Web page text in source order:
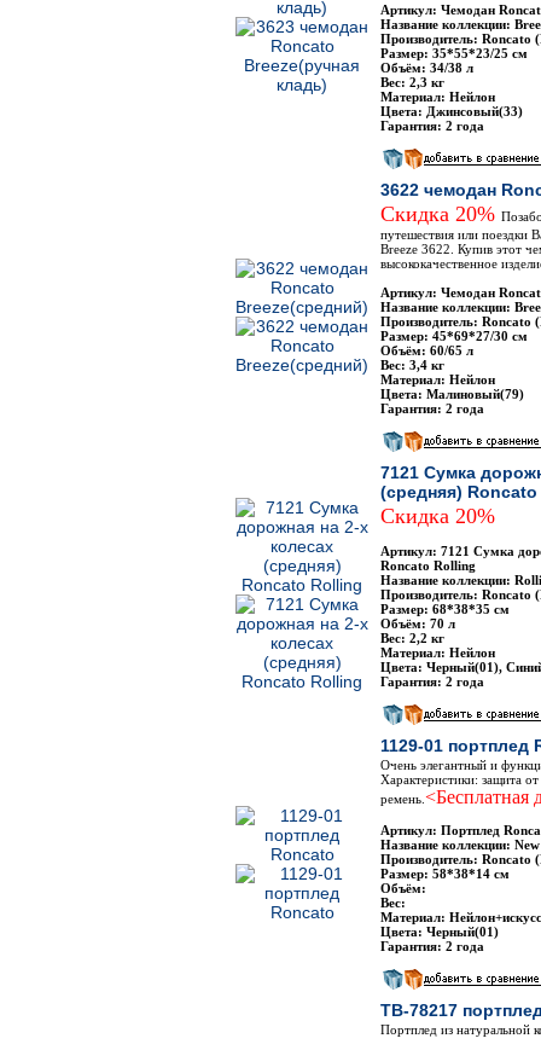
Артикул: Чемодан
Название коллекции:
Производитель: Roncato
Размер: 35*55*23/25 см
Объём: 34/38 л
Вес: 2,3 кг
Материал: Нейлон
Цвета: Джинсовый(33)
Гарантия: 2 года
3622 чемодан
Скидка 20%
путешествия или поездки
Breeze 3622. Купив этот
высококачественное
Артикул: Чемодан
Название коллекции:
Производитель: Roncato
Размер: 45*69*27/30 см
Объём: 60/65 л
Вес: 3,4 кг
Материал: Нейлон
Цвета: Малиновый(79)
Гарантия: 2 года
7121 Сумка
(средняя)
Скидка 20%
Артикул: 7121 Сумка
Roncato Rolling
Название коллекции:
Производитель: Roncato
Размер: 68*38*35 см
Объём: 70 л
Вес: 2,2 кг
Материал: Нейлон
Цвета: Черный(01),
Гарантия: 2 года
1129-01 портплед
Очень элегантный и
Характеристики: защита
ремень. <Бесплатная
Артикул: Портплед
Название коллекции:
Производитель: Roncato
Размер: 58*38*14 см
Объём:
Вес:
Материал:
Цвета: Черный(01)
Гарантия: 2 года
TB-78217
Портплед из натуральной